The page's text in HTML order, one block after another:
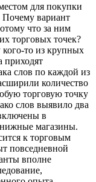
для покупки
Почему вариант
что за ним
торговых точек?
то из крупных
приходят
слов по каждой из
количество
торговую точку
слов выявило два
в
магазины.
к торговым
повседневной
вполне